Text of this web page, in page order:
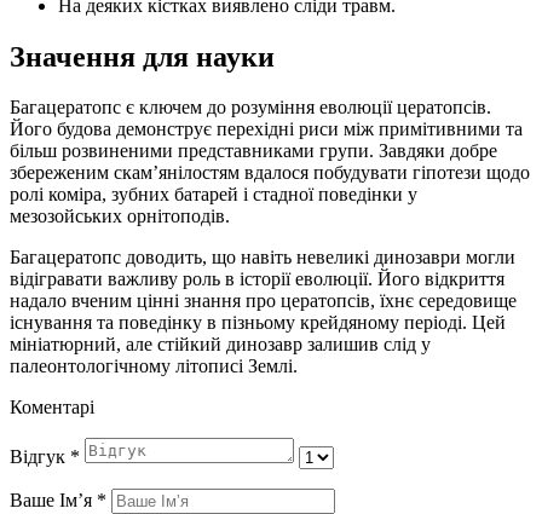
На деяких кістках виявлено сліди травм.
Значення для науки
Багацератопс є ключем до розуміння еволюції цератопсів.
Його будова демонструє перехідні риси між примітивними та
більш розвиненими представниками групи. Завдяки добре
збереженим скам’янілостям вдалося побудувати гіпотези щодо
ролі коміра, зубних батарей і стадної поведінки у
мезозойських орнітоподів.
Багацератопс доводить, що навіть невеликі динозаври могли
відігравати важливу роль в історії еволюції. Його відкриття
надало вченим цінні знання про цератопсів, їхнє середовище
існування та поведінку в пізньому крейдяному періоді. Цей
мініатюрний, але стійкий динозавр залишив слід у
палеонтологічному літописі Землі.
Коментарі
Відгук *
Ваше Імʼя *